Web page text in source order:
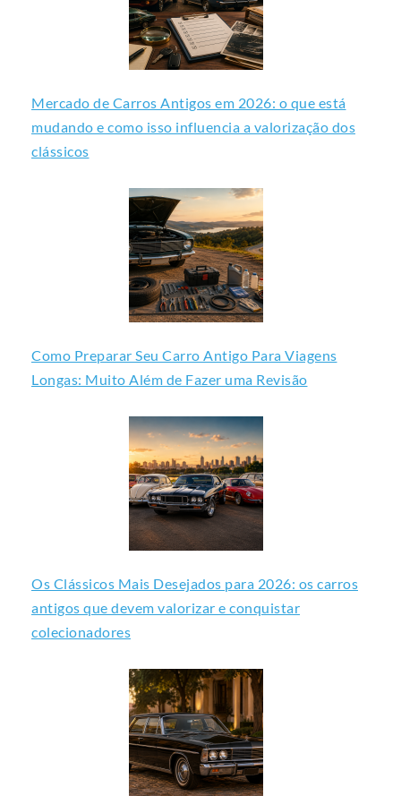
Mercado de Carros Antigos em 2026: o que está
mudando e como isso influencia a valorização dos
clássicos
Como Preparar Seu Carro Antigo Para Viagens
Longas: Muito Além de Fazer uma Revisão
Os Clássicos Mais Desejados para 2026: os carros
antigos que devem valorizar e conquistar
colecionadores